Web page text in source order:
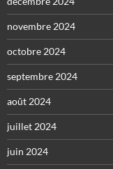
novembre 2024
octobre 2024
septembre 2024
août 2024
juillet 2024
juin 2024